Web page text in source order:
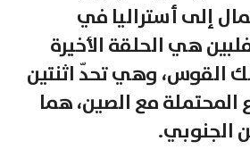
إلى أستراليا في
هي الحلقة الأخيرة
القوس، وهي تحدّ اثنتين
المحتملة مع الصين، هما
الجنوبي.